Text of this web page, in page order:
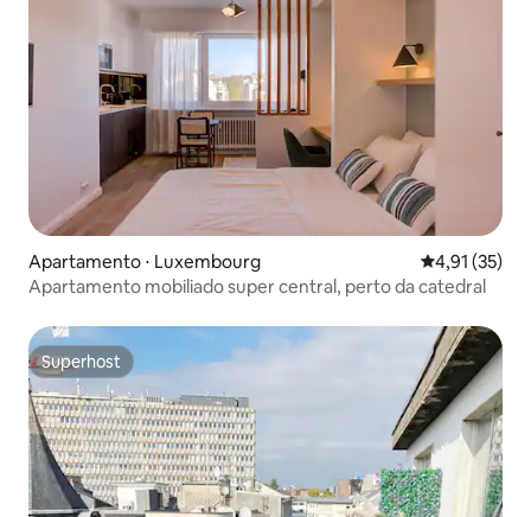
Apartamento ⋅ Luxembourg 4,91 de uma
4,91 (35)
Apartamento mobiliado super central, perto da catedral
Superhost
Superhost